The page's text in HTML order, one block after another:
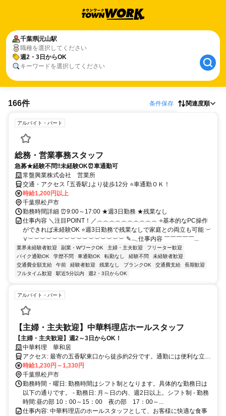
千葉県元山駅
職種を選択してください
週2・3日からOK
キーワードを選択してください
166件 条件保存 関連度順
アルバイト・パート
総務・営業事務スタッフ
急募★経験不問‼未経験OK⏰車通勤可
常盤興業株式会社 営業所
交通・アクセス ｢五香駅｣より徒歩12分 ⭐車通勤ＯＫ！
時給1,200円以上
千葉県松戸市
勤務時間詳細 ⏰9:00～17:00 ★週3日勤務 ★残業なし
仕事内容 ＼注目POINT！／︵︵︵︵︵︵︵︵︵︵ ⭐基本的なPC操作
ができれば未経験OK ⭐週3日勤務で残業なしで家庭との両立も可能 ︶
∨︶︶︶︶︶︶︶︶︶︶︶︶︶︶︶︶ ✎𓂃仕事内容 ￣￣￣￣￣...
業界未経験者歓迎 副業・WワークOK 主婦・主夫歓迎
フリーター歓迎
バイク通勤OK
学歴不問 車通勤OK 転勤なし 経験不問
未経験者歓迎
交通費全額支給
午前 経験者歓迎 残業なし ブランクOK 交通費支給
長期歓迎
フルタイム歓迎
駅近5分以内 週2・3日からOK
アルバイト・パート
【主婦・主夫歓迎】中華料理店ホールスタッフ
【主婦・主夫歓迎】週2～3日からOK！
中華料理 華和居
アクセス: 最寄の五香駅東口から徒歩約2分です。通勤には便利な立地
ですので、交通アクセスも良好です。
時給1,230円～1,330円
千葉県松戸市
勤務時間・曜日: 勤務時間はシフト制となります。具体的な勤務日は
以下の通りです。 - 勤務日: 月～日の内、週2日以上。シフト制 - 勤務
時間:昼の部 10：00～15：00 夜の部 17：00～...
仕事内容: 中華料理店のホールスタッフとして、お客様に快適な食事